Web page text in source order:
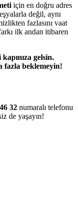
için en doğru adres
değil, aynı
fazlasını vaat
ilk andan itibaren
gelsin.
fazla beklemeyin!
32 numaralı telefonu
de yaşayın!